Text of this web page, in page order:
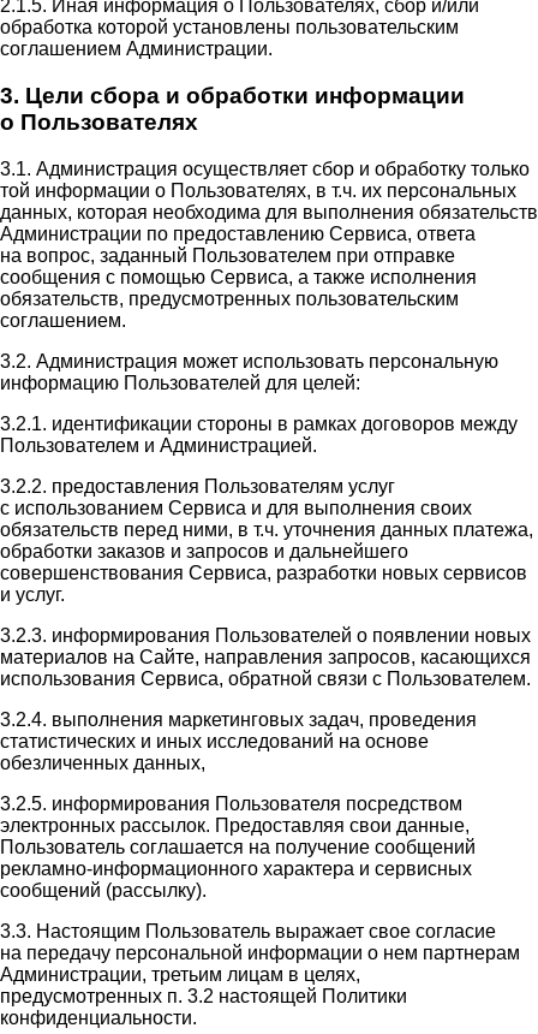
2.1.5. Иная информация о Пользователях, сбор и/или
обработка которой установлены пользовательским
соглашением Администрации.
3. Цели сбора и обработки информации
о Пользователях
3.1. Администрация осуществляет сбор и обработку только
той информации о Пользователях, в т.ч. их персональных
данных, которая необходима для выполнения обязательств
Администрации по предоставлению Сервиса, ответа
на вопрос, заданный Пользователем при отправке
сообщения с помощью Сервиса, а также исполнения
обязательств, предусмотренных пользовательским
соглашением.
3.2. Администрация может использовать персональную
информацию Пользователей для целей:
3.2.1. идентификации стороны в рамках договоров между
Пользователем и Администрацией.
3.2.2. предоставления Пользователям услуг
с использованием Сервиса и для выполнения своих
обязательств перед ними, в т.ч. уточнения данных платежа,
обработки заказов и запросов и дальнейшего
совершенствования Сервиса, разработки новых сервисов
и услуг.
3.2.3. информирования Пользователей о появлении новых
материалов на Сайте, направления запросов, касающихся
использования Сервиса, обратной связи с Пользователем.
3.2.4. выполнения маркетинговых задач, проведения
статистических и иных исследований на основе
обезличенных данных,
3.2.5. информирования Пользователя посредством
электронных рассылок. Предоставляя свои данные,
Пользователь соглашается на получение сообщений
рекламно-информационного характера и сервисных
сообщений (рассылку).
3.3. Настоящим Пользователь выражает свое согласие
на передачу персональной информации о нем партнерам
Администрации, третьим лицам в целях,
предусмотренных п. 3.2 настоящей Политики
конфиденциальности.